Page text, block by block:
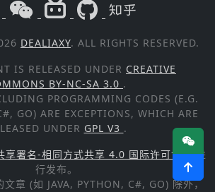
DEALIAXY. ALL RIGHTS RESERVED.
IS RELEASED UNDER CREATIVE
BY-NC-SA 3.0 .
PROGRAMMING CODES (E.G.
GO) ARE EXCEPTIONS, WHICH ARE
UNDER GPL V3 .
享署名-相同方式共享 4.0 国际许可协议进
行发布。
文章 (如 JAVA, PYTHON, C#, GO) 除外，